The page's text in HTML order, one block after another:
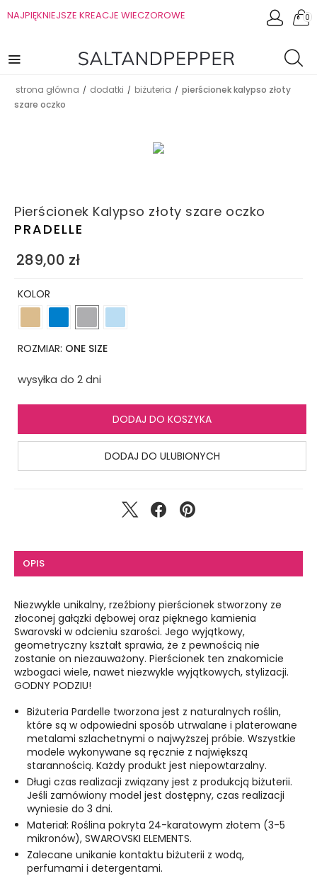
NAJPIĘKNIEJSZE KREACJE WIECZOROWE 0
strona główna / dodatki / biżuteria / pierścionek kalypso złoty
szare oczko
Pierścionek Kalypso złoty szare oczko
PRADELLE
289,00 zł
KOLOR
ROZMIAR: ONE SIZE
wysyłka do 2 dni
DODAJ DO KOSZYKA
DODAJ DO ULUBIONYCH
OPIS
Niezwykle unikalny, rzeźbiony pierścionek stworzony ze
złoconej gałązki dębowej oraz pięknego kamienia
Swarovski w odcieniu szarości. Jego wyjątkowy,
geometryczny kształt sprawia, że z pewnością nie
zostanie on niezauważony. Pierścionek ten znakomicie
wzbogaci wiele, nawet niezwykle wyjątkowych, stylizacji.
GODNY PODZIU!
Biżuteria Pardelle tworzona jest z naturalnych roślin,
które są w odpowiedni sposób utrwalane i platerowane
metalami szlachetnymi o najwyższej próbie. Wszystkie
modele wykonywane są ręcznie z największą
starannością. Każdy produkt jest niepowtarzalny.
Długi czas realizacji związany jest z produkcją biżuterii.
Jeśli zamówiony model jest dostępny, czas realizacji
wyniesie do 3 dni.
Materiał: Roślina pokryta 24-karatowym złotem (3-5
mikronów), SWAROVSKI ELEMENTS.
Zalecane unikanie kontaktu biżuterii z wodą,
perfumami i detergentami.